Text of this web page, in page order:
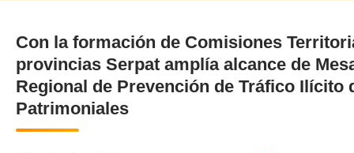
CRÓNICA
DEPORTES
ENTRETENIMIENTO Y CULTURA
POLICIAL
✕
Con la formación de Comisiones
provincias Serpat amplía alcance de
Regional de Prevención de Tráfico Ilícito
Patrimoniales